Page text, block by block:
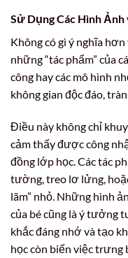
Sử Dụng Các Hình Ảnh
Không có gì ý nghĩa
những “tác phẩm” của
công hay các mô hình
không gian độc đáo,
Điều này không chỉ
cảm thấy được công
đồng lớp học. Các tác
tường, treo lơ lửng,
lãm” nhỏ. Những hình
của bé cũng là ý tưởng
khắc đáng nhớ và tạo
học còn biến việc trưng